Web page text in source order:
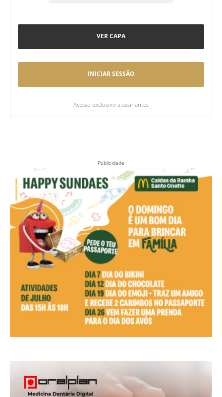
VER CAPA
INICIAR SESSÃO
Acesso exclusivo a assinantes
Publicidade